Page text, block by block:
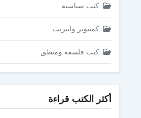
كتب سياسية
كمبيوتر وانترنت
كتب فلسفة ومنطق
أكثر الكتب قراءة